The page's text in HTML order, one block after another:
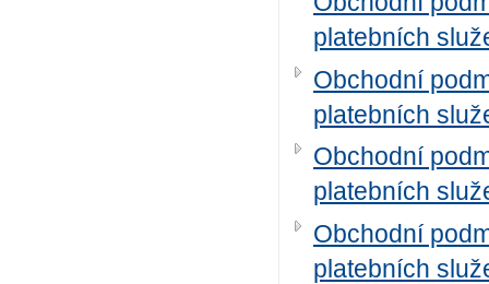
platebních
Obchodní
platebních
Obchodní
platebních
Obchodní
platebních